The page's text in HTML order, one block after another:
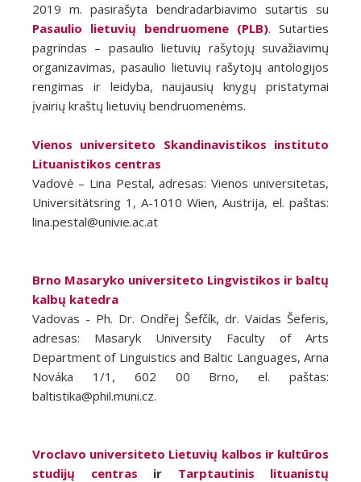
2019 m. pasirašyta bendradarbiavimo sutartis su
Pasaulio lietuvių bendruomene (PLB). Sutarties
pagrindas – pasaulio lietuvių rašytojų suvažiavimų
organizavimas, pasaulio lietuvių rašytojų antologijos
rengimas ir leidyba, naujausių knygų pristatymai
įvairių kraštų lietuvių bendruomenėms.
Vienos universiteto Skandinavistikos instituto
Lituanistikos centras
Vadovė – Lina Pestal, adresas: Vienos universitetas,
Universitätsring 1, A-1010 Wien, Austrija, el. paštas:
lina.pestal@univie.ac.at
Brno Masaryko universiteto Lingvistikos ir baltų
kalbų katedra
Vadovas - Ph. Dr. Ondřej Šefčík, dr. Vaidas Šeferis,
adresas: Masaryk University Faculty of Arts
Department of Linguistics and Baltic Languages, Arna
Nováka 1/1, 602 00 Brno, el. paštas:
baltistika@phil.muni.cz.
Vroclavo universiteto Lietuvių kalbos ir kultūros
studijų centras ir Tarptautinis lituanistų